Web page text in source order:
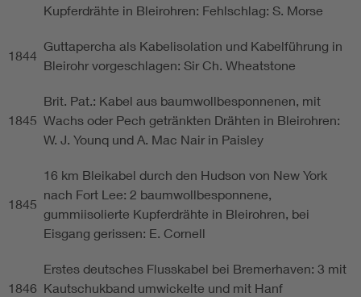
Kupferdrähte in Bleirohren: Fehlschlag: S. Morse
1844
Guttapercha als Kabelisolation und Kabelführung in
Bleirohr vorgeschlagen: Sir Ch. Wheatstone
1845
Brit. Pat.: Kabel aus baumwollbesponnenen, mit
Wachs oder Pech getränkten Drähten in Bleirohren:
W. J. Younq und A. Mac Nair in Paisley
1845
16 km Bleikabel durch den Hudson von New York
nach Fort Lee: 2 baumwollbesponnene,
gummiisolierte Kupferdrähte in Bleirohren, bei
Eisgang gerissen: E. Cornell
1846
Erstes deutsches Flusskabel bei Bremerhaven: 3 mit
Kautschukband umwickelte und mit Hanf